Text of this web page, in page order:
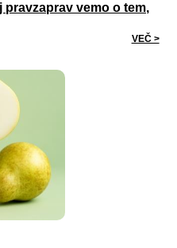
pravzaprav vemo o tem,
VEČ >